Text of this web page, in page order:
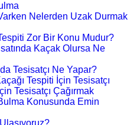
Nelerden Uzak Durmak
Zor Bir Konu Mudur?
Kaçak Olursa Ne
Tesisatçı Ne Yapar?
Tespiti İçin Tesisatçı
Tesisatçı Çağırmak
Konusunda Emin